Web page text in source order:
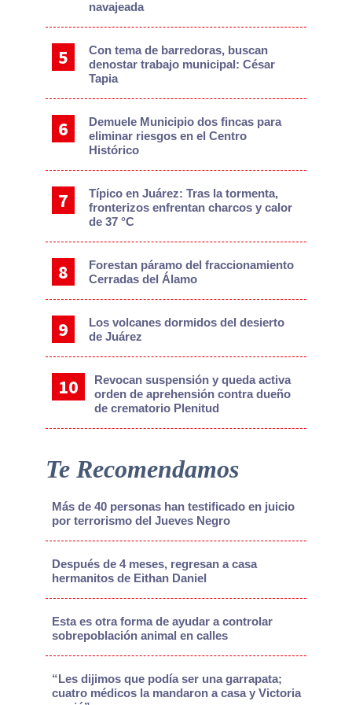
navajeada
Con tema de barredoras, buscan
denostar trabajo municipal: César
Tapia
Demuele Municipio dos fincas para
eliminar riesgos en el Centro
Histórico
Típico en Juárez: Tras la tormenta,
fronterizos enfrentan charcos y calor
de 37 °C
Forestan páramo del fraccionamiento
Cerradas del Álamo
Los volcanes dormidos del desierto
de Juárez
Revocan suspensión y queda activa
orden de aprehensión contra dueño
de crematorio Plenitud
Te Recomendamos
Más de 40 personas han testificado en juicio
por terrorismo del Jueves Negro
Después de 4 meses, regresan a casa
hermanitos de Eithan Daniel
Esta es otra forma de ayudar a controlar
sobrepoblación animal en calles
“Les dijimos que podía ser una garrapata;
cuatro médicos la mandaron a casa y Victoria